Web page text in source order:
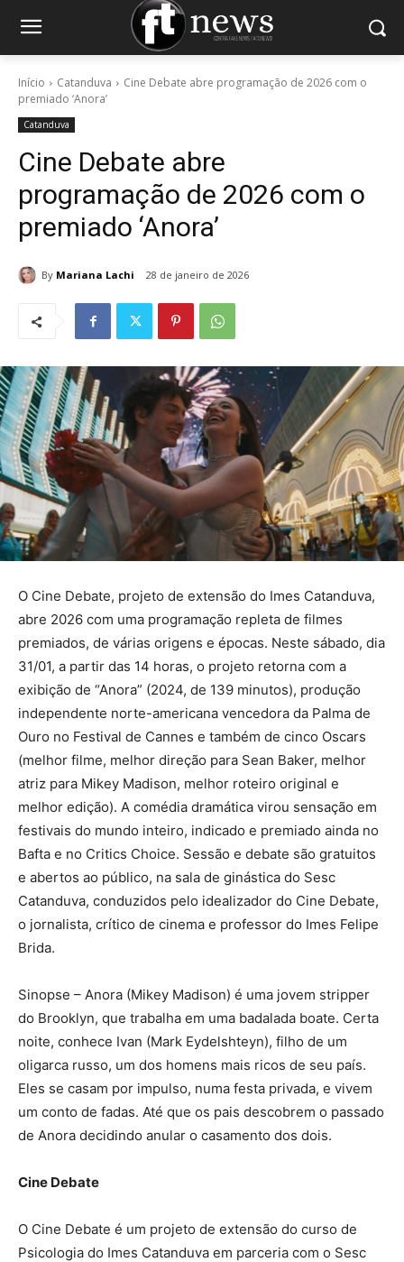
Início Catanduva
Cine Debate abre programação de 2026 com o
premiado ‘Anora’
Catanduva
Cine Debate abre
programação de 2026 com o
premiado ‘Anora’
By Mariana Lachi 28 de janeiro de 2026
O Cine Debate, projeto de extensão do Imes Catanduva,
abre 2026 com uma programação repleta de filmes
premiados, de várias origens e épocas. Neste sábado, dia
31/01, a partir das 14 horas, o projeto retorna com a
exibição de “Anora” (2024, de 139 minutos), produção
independente norte-americana vencedora da Palma de
Ouro no Festival de Cannes e também de cinco Oscars
(melhor filme, melhor direção para Sean Baker, melhor
atriz para Mikey Madison, melhor roteiro original e
melhor edição). A comédia dramática virou sensação em
festivais do mundo inteiro, indicado e premiado ainda no
Bafta e no Critics Choice. Sessão e debate são gratuitos
e abertos ao público, na sala de ginástica do Sesc
Catanduva, conduzidos pelo idealizador do Cine Debate,
o jornalista, crítico de cinema e professor do Imes Felipe
Brida.
Sinopse – Anora (Mikey Madison) é uma jovem stripper
do Brooklyn, que trabalha em uma badalada boate. Certa
noite, conhece Ivan (Mark Eydelshteyn), filho de um
oligarca russo, um dos homens mais ricos de seu país.
Eles se casam por impulso, numa festa privada, e vivem
um conto de fadas. Até que os pais descobrem o passado
de Anora decidindo anular o casamento dos dois.
Cine Debate
O Cine Debate é um projeto de extensão do curso de
Psicologia do Imes Catanduva em parceria com o Sesc